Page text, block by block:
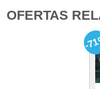
OFERTAS
-